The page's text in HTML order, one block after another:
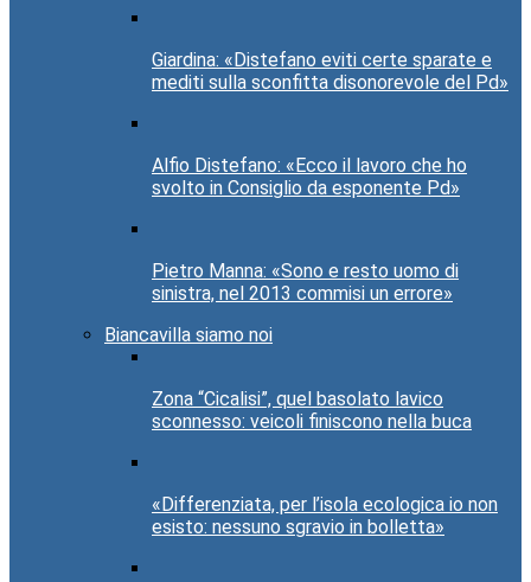
Giardina: «Distefano eviti certe sparate e
mediti sulla sconfitta disonorevole del Pd»
Alfio Distefano: «Ecco il lavoro che ho
svolto in Consiglio da esponente Pd»
Pietro Manna: «Sono e resto uomo di
sinistra, nel 2013 commisi un errore»
Biancavilla siamo noi
Zona “Cicalisi”, quel basolato lavico
sconnesso: veicoli finiscono nella buca
«Differenziata, per l’isola ecologica io non
esisto: nessuno sgravio in bolletta»